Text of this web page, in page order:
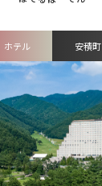
ホテル 安積町